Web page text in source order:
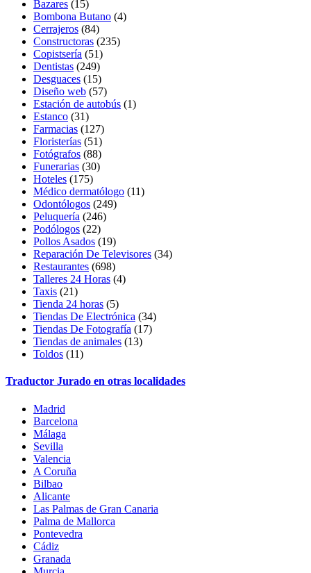
Bazares (15)
Bombona Butano (4)
Cerrajeros (84)
Constructoras (235)
Copistsería (51)
Dentistas (249)
Desguaces (15)
Diseño web (57)
Estación de autobús (1)
Estanco (31)
Farmacias (127)
Floristerías (51)
Fotógrafos (88)
Funerarias (30)
Hoteles (175)
Médico dermatólogo (11)
Odontólogos (249)
Peluquería (246)
Podólogos (22)
Pollos Asados (19)
Reparación De Televisores (34)
Restaurantes (698)
Talleres 24 Horas (4)
Taxis (21)
Tienda 24 horas (5)
Tiendas De Electrónica (34)
Tiendas De Fotografía (17)
Tiendas de animales (13)
Toldos (11)
Traductor Jurado en otras localidades
Madrid
Barcelona
Málaga
Sevilla
Valencia
A Coruña
Bilbao
Alicante
Las Palmas de Gran Canaria
Palma de Mallorca
Pontevedra
Cádiz
Granada